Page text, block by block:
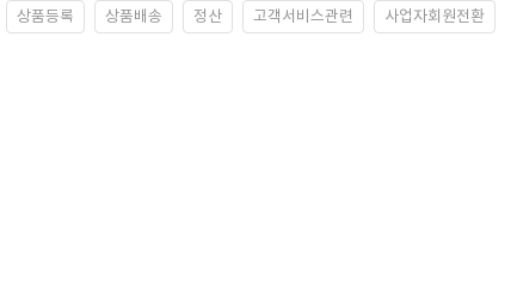
상품등록 상품배송 정산 고객서비스관련 사업자회원전환